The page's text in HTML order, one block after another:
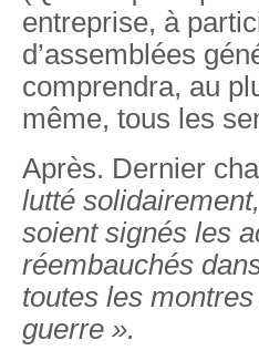
entreprise, à
d’assemblées
comprendra, au
même, tous les
Après. Dernier
lutté
soient signés les
réembauchés
toutes les
guerre ».